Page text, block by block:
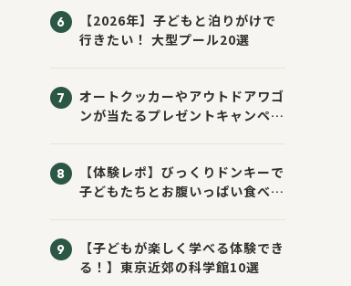
【2026年】子どもと泊りがけで
行きたい！ 大型プール20選
オートクッカーやアウトドアワゴ
ンが当たるプレゼントキャンペー
【体験レポ】びっくりドンキーで
子どもたちとお腹いっぱい食べて
【子どもが楽しく学べる体験でき
る！】東京近郊の科学館10選